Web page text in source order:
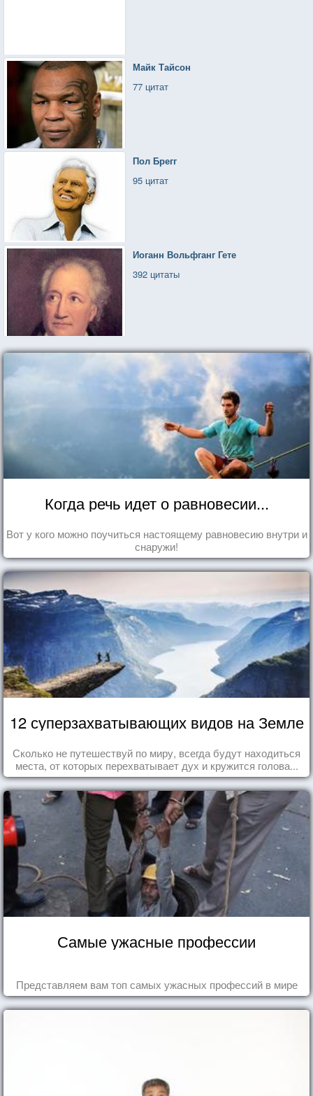
Майк Тайсон
77 цитат
Пол Брегг
95 цитат
Иоганн Вольфганг Гете
392 цитаты
Когда речь идет о равновесии...
Вот у кого можно поучиться настоящему равновесию внутри и
снаружи!
12 суперзахватывающих видов на Земле
Сколько не путешествуй по миру, всегда будут находиться
места, от которых перехватывает дух и кружится голова...
Самые ужасные профессии
Представляем вам топ самых ужасных профессий в мире